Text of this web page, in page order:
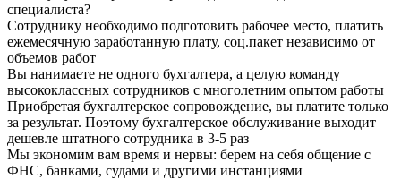
специалиста?
Сотруднику необходимо подготовить рабочее место, платить
ежемесячную заработанную плату, соц.пакет независимо от
объемов работ
Вы нанимаете не одного бухгалтера, а целую команду
высококлассных сотрудников с многолетним опытом работы
Приобретая бухгалтерское сопровождение, вы платите только
за результат. Поэтому бухгалтерское обслуживание выходит
дешевле штатного сотрудника в 3-5 раз
Мы экономим вам время и нервы: берем на себя общение с
ФНС, банками, судами и другими инстанциями